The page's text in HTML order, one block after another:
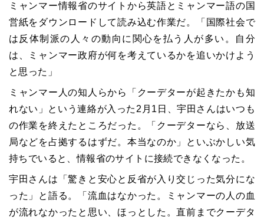
ミャンマー情報省のサイトから英語とミャンマー語の国
営紙をダウンロードして読み込む作業だ。「国際社会で
は反体制派の人々の動向に関心を払う人が多い。自分
は、ミャンマー政府が何を考えているかを追いかけよう
と思った」
ミャンマー人の知人らから「クーデターが起きたかも知
れない」という連絡が入った2月1日、宇田さんはいつも
の作業を終えたところだった。「クーデターなら、放送
局などを占拠するはずだ。本当なのか」といぶかしい気
持ちでいると、情報省のサイトに接続できなくなった。
宇田さんは「驚きと安心と反省が入り交じった気分にな
った」と語る。「流血はなかった。ミャンマーの人の血
が流れなかったと思い、ほっとした。直前までクーデタ